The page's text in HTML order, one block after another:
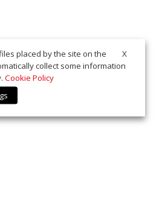
X
placed by the site on the
collect some information
Cookie Policy